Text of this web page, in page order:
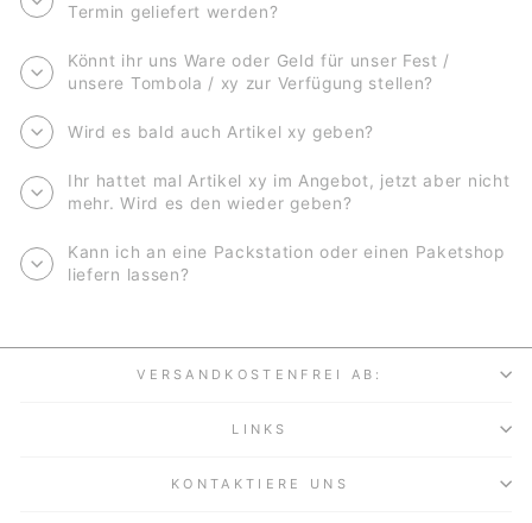
Termin geliefert werden?
Könnt ihr uns Ware oder Geld für unser Fest /
unsere Tombola / xy zur Verfügung stellen?
Wird es bald auch Artikel xy geben?
Ihr hattet mal Artikel xy im Angebot, jetzt aber nicht
mehr. Wird es den wieder geben?
Kann ich an eine Packstation oder einen Paketshop
liefern lassen?
VERSANDKOSTENFREI AB:
LINKS
KONTAKTIERE UNS